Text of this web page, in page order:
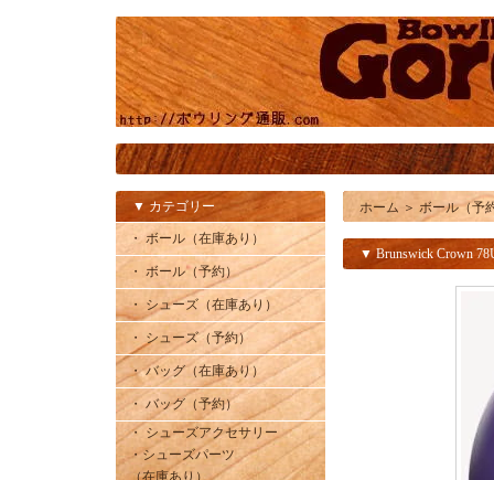
▼ カテゴリー
・ ボール（在庫あり）
・ ボール（予約）
・ シューズ（在庫あり）
・ シューズ（予約）
・ バッグ（在庫あり）
・ バッグ（予約）
・ シューズアクセサリー
・シューズパーツ
（在庫あり）
ホーム ＞ ボール（予
▼ Brunswick Crown